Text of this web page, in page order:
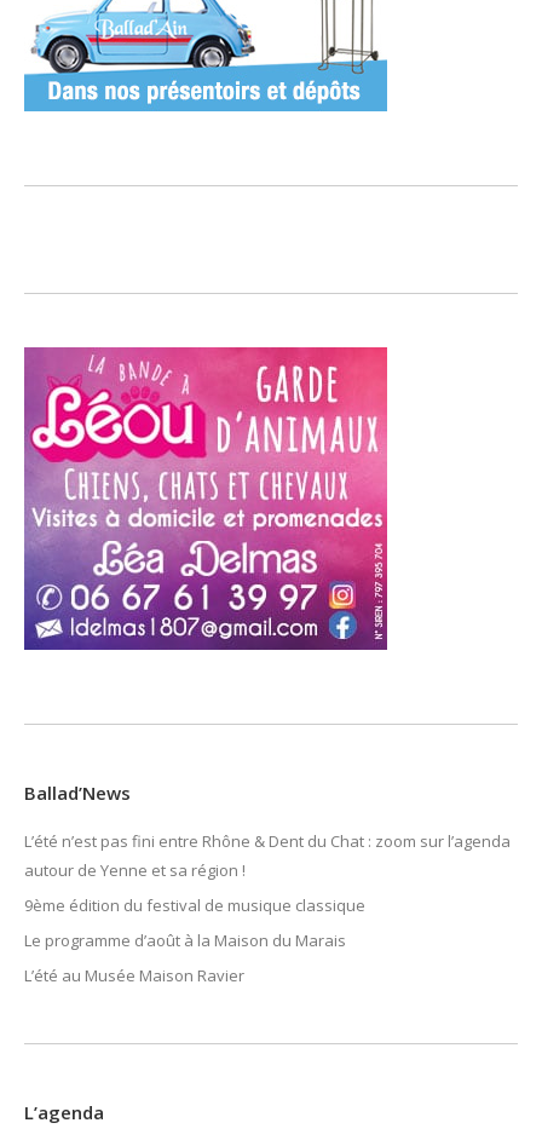
Ballad’News
L’été n’est pas fini entre Rhône & Dent du Chat : zoom sur l’agenda
autour de Yenne et sa région !
9ème édition du festival de musique classique
Le programme d’août à la Maison du Marais
L’été au Musée Maison Ravier
L’agenda